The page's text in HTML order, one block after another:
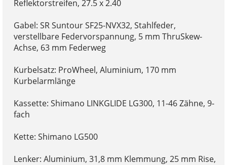
Reflektorstreifen, 27.5 x 2.40
Gabel: SR Suntour SF25-NVX32, Stahlfeder,
verstellbare Federvorspannung, 5 mm ThruSkew-
Achse, 63 mm Federweg
Kurbelsatz: ProWheel, Aluminium, 170 mm
Kurbelarmlänge
Kassette: Shimano LINKGLIDE LG300, 11-46 Zähne, 9-
fach
Kette: Shimano LG500
Lenker: Aluminium, 31,8 mm Klemmung, 25 mm Rise,